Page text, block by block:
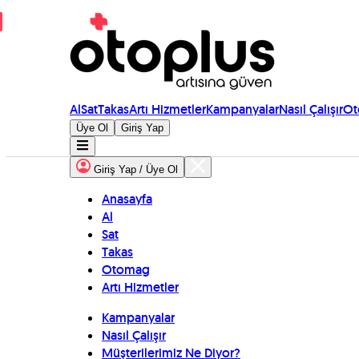
AlSatTakasArtı HizmetlerKampanyalarNasıl Çalışır
Üye Ol Giriş Yap
Giriş Yap / Üye Ol
Anasayfa
Al
Sat
Takas
Otomag
Artı Hizmetler
Kampanyalar
Nasıl Çalışır
Müşterilerimiz Ne Diyor?